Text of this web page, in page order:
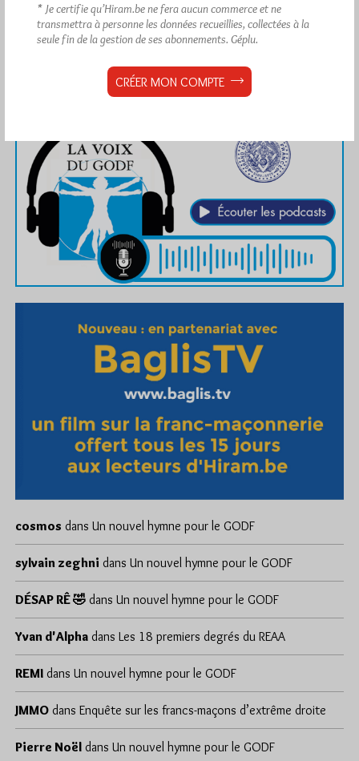
cosmos dans Un nouvel hymne pour le GODF
sylvain zeghni dans Un nouvel hymne pour le GODF
DÉSAP RÊ 🤣 dans Un nouvel hymne pour le GODF
Yvan d'Alpha dans Les 18 premiers degrés du REAA
REMI dans Un nouvel hymne pour le GODF
JMMO dans Enquête sur les francs-maçons d’extrême droite
Pierre Noël dans Un nouvel hymne pour le GODF
* Je certifie qu’Hiram.be ne fera aucun commerce et ne
transmettra à personne les données recueillies, collectées à la
seule fin de la gestion de ses abonnements. Géplu.
CRÉER MON COMPTE